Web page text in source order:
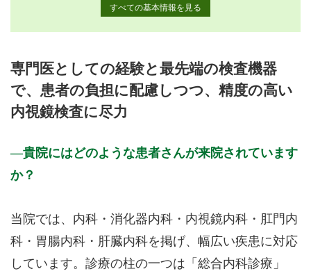
すべての基本情報を見る
9:00～13:00
● ● ● ● ●
●
13:00～14:00
● ● ●
●
14:00～18:30
●
休診日: 木、祝、第2・4・5週日曜
備考: 受付は終了30分前まで
機関ホームページ、またはお電話にてご確認ください。
専門医としての経験と最先端の検査機器
で、患者の負担に配慮しつつ、精度の高い
内視鏡検査に尽力
貴院にはどのような患者さんが来院されています
か？
当院では、内科・消化器内科・内視鏡内科・肛門内
科・胃腸内科・肝臓内科を掲げ、幅広い疾患に対応
しています。診療の柱の一つは「総合内科診療」